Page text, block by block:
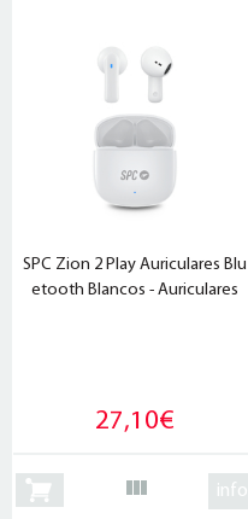
SPC Zion 2 Play Auriculares Blu
etooth Blancos - Auriculares
27,10€
info